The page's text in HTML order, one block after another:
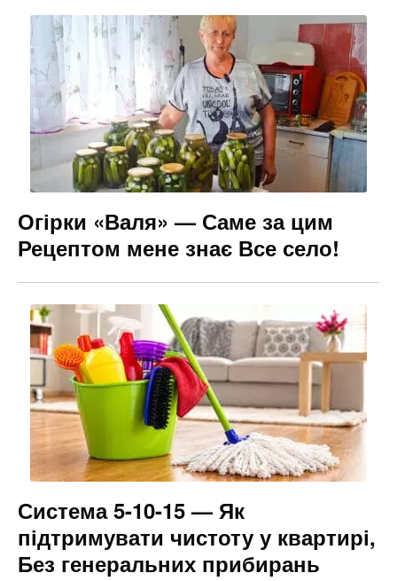
Огірки «Валя» — Саме за цим
Рецептом мене знає Все село!
Система 5-10-15 — Як
підтримувати чистоту у квартирі,
Без генеральних прибирань